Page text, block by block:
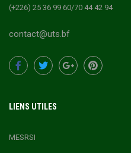
(+226) 25 36 99 60/70 44 42 94
contact@uts.bf
LIENS UTILES
MESRSI